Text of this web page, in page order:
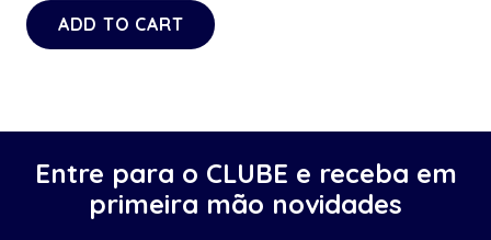
ADD TO CART
Entre para o CLUBE e receba em
primeira mão novidades